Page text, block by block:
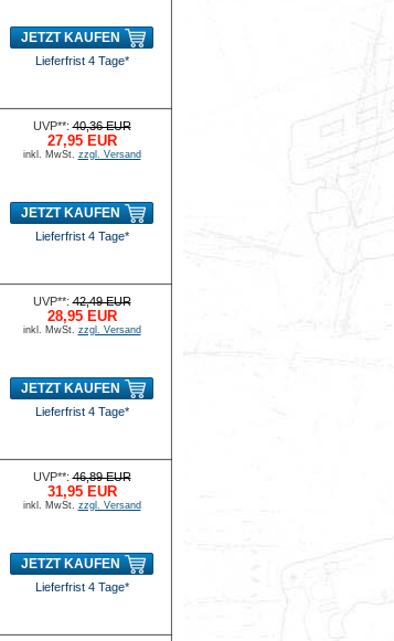
JETZT KAUFEN
Lieferfrist 4 Tage*
UVP**:40,36 EUR
27,95 EUR
inkl. MwSt. zzgl. Versand
JETZT KAUFEN
Lieferfrist 4 Tage*
UVP**:42,49 EUR
28,95 EUR
inkl. MwSt. zzgl. Versand
JETZT KAUFEN
Lieferfrist 4 Tage*
UVP**:46,89 EUR
31,95 EUR
inkl. MwSt. zzgl. Versand
JETZT KAUFEN
Lieferfrist 4 Tage*